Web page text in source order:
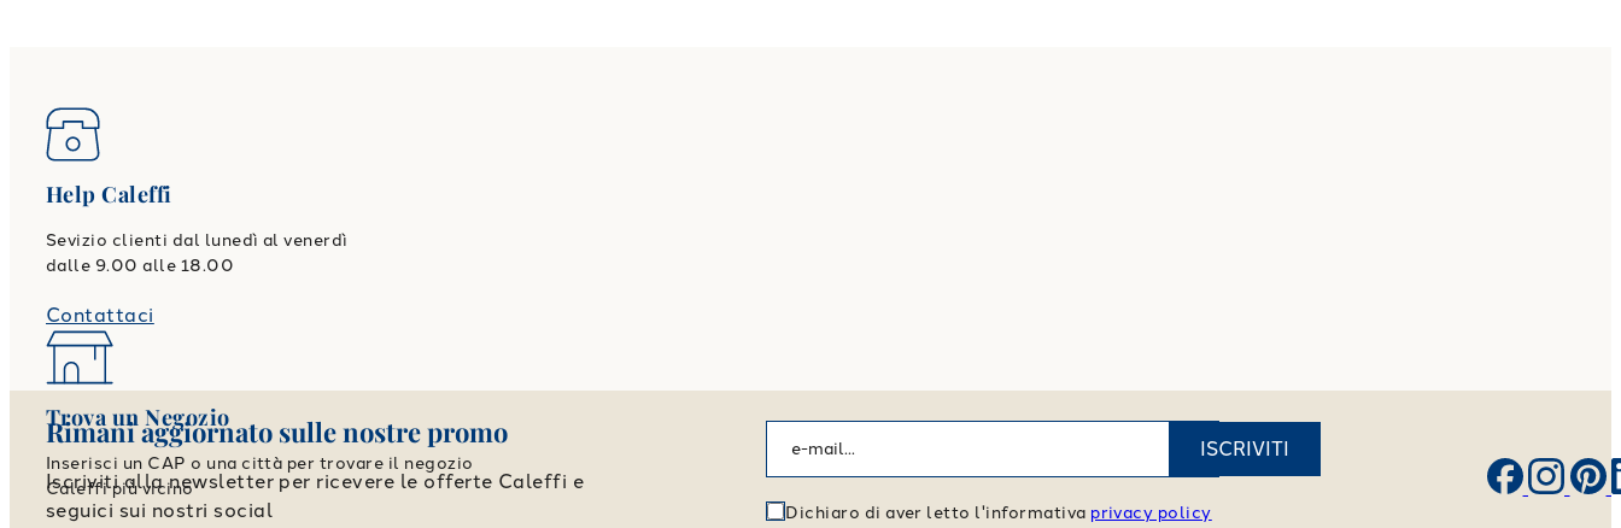
Help Caleffi
Sevizio clienti dal lunedì al venerdì
dalle 9.00 alle 18.00
Contattaci
Trova un Negozio
Inserisci un CAP o una città per trovare il negozio
Caleffi più vicino
Rimani aggiornato sulle nostre promo
Iscriviti alla newsletter per ricevere le offerte Caleffi e
seguici sui nostri social
ISCRIVITI
Dichiaro di aver letto l'informativa privacy policy